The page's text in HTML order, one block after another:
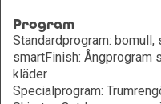
Program
Standardprogram:
smartFinish: Ångprogram
kläder
Specialprogram: